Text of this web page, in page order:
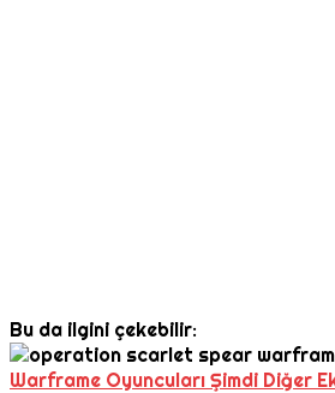
Bu da ilgini çekebilir:
Warframe Oyuncuları Şimdi Diğer